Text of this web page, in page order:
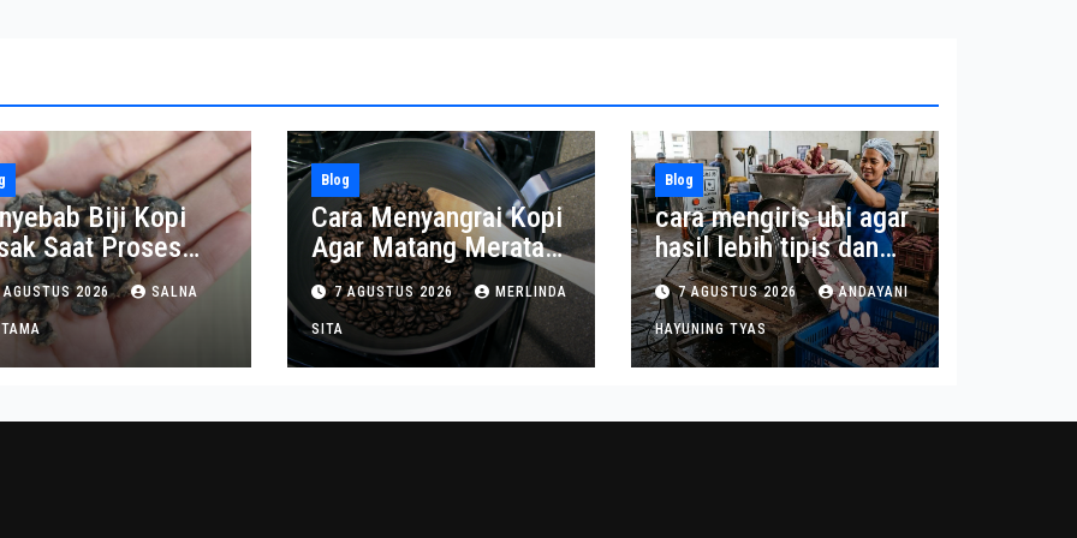
Biji Kopi
Saat Proses
AGUSTUS 2026 SALNA
Blog
Cara Menyangrai Kopi
Agar Matang Merata
dan Tahan Lama
7 AGUSTUS 2026 MERLINDA
SITA
Blog
cara mengiris ubi agar
hasil lebih tipis dan
seragam
7 AGUSTUS 2026 ANDAYANI
HAYUNING TYAS